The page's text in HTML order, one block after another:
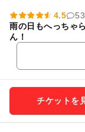
4.5
雨の日もへっちゃ
ん！
チケットを